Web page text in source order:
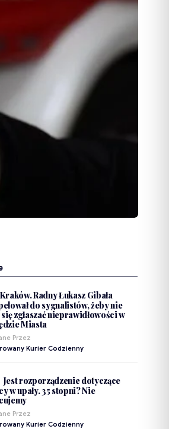
Kraków. Radny Łukasz Gibała
do sygnalistów, żeby nie
zgłaszać nieprawidłowości w
Miasta
Przez
Kurier Codzienny
Jest rozporządzenie dotyczące
w upały. 35 stopni? Nie
Przez
Kurier Codzienny